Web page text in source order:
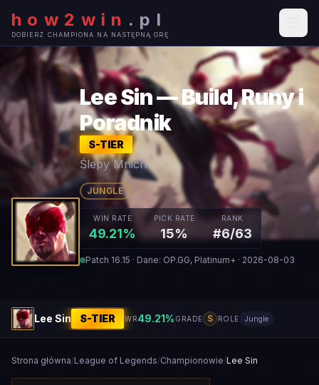
how2win . pl
DOBIERZ CHAMPIONA NA NASTĘPNĄ GRĘ
Lee Sin — Build, Runy i
Poradnik
S-TIER
Ślepy Mnich
JUNGLE
WIN RATE
49.21%
PICK RATE
15%
RANK
#6/63
Patch 16.15 · Dane: OP.GG, Platinum+ · 2026-08-03
Lee Sin S-TIER WR49.21% GRADE S ROLE Jungle
Strona główna/League of Legends/Championowie/Lee Sin